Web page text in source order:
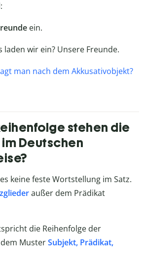
ein.
laden wir ein? Unsere Freunde.
man nach dem Akkusativobjekt?
stehen die
Deutschen
keine feste Wortstellung im Satz.
außer dem Prädikat
die Reihenfolge der
MusterSubjekt, Prädikat,